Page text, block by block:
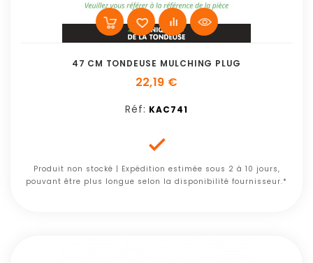
47 CM TONDEUSE MULCHING PLUG
22,19 €
Réf: KAC741

Produit non stocké | Expédition estimée sous 2 à 10 jours,
pouvant être plus longue selon la disponibilité fournisseur.*